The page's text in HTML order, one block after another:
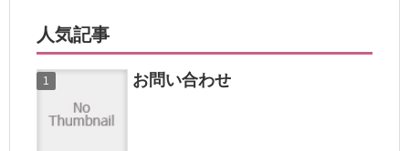
人気記事
お問い合わせ